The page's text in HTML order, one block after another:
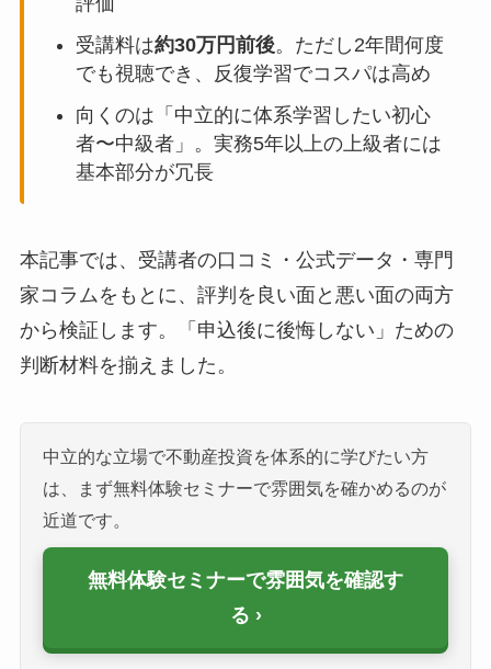
受講料は約30万円前後。ただし2年間何度
でも視聴でき、反復学習でコスパは高め
向くのは「中立的に体系学習したい初心
者〜中級者」。実務5年以上の上級者には
基本部分が冗長
本記事では、受講者の口コミ・公式データ・専門
家コラムをもとに、評判を良い面と悪い面の両方
から検証します。「申込後に後悔しない」ための
判断材料を揃えました。
中立的な立場で不動産投資を体系的に学びたい方
は、まず無料体験セミナーで雰囲気を確かめるのが
近道です。
無料体験セミナーで雰囲気を確認す
る